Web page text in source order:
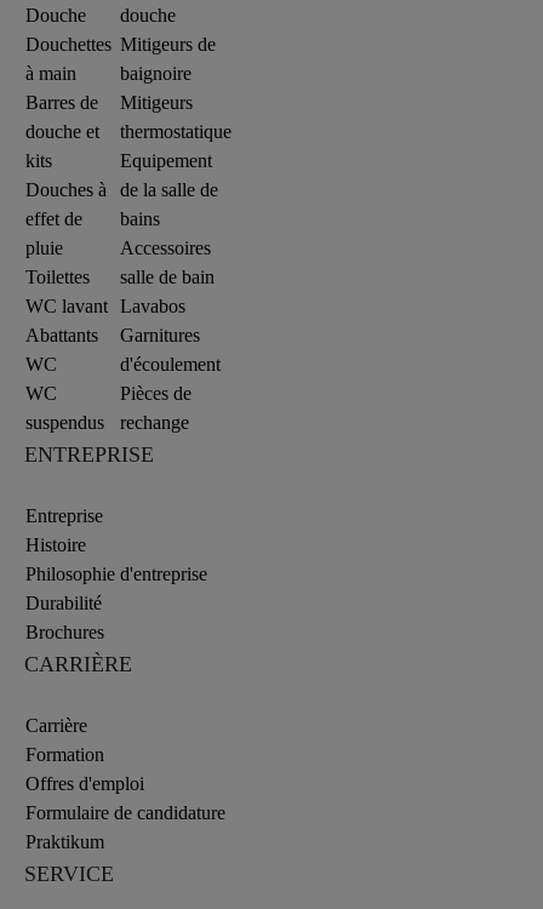
Douche
Douchettes
à main
Barres de
douche et
kits
Douches à
effet de
pluie
Toilettes
WC lavant
Abattants
WC
WC
suspendus
douche
Mitigeurs de
baignoire
Mitigeurs
thermostatique
Equipement
de la salle de
bains
Accessoires
salle de bain
Lavabos
Garnitures
d'écoulement
Pièces de
rechange
ENTREPRISE
Entreprise
Histoire
Philosophie d'entreprise
Durabilité
Brochures
CARRIÈRE
Carrière
Formation
Offres d'emploi
Formulaire de candidature
Praktikum
SERVICE